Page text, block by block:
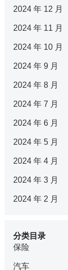
2024 年 12 月
2024 年 11 月
2024 年 10 月
2024 年 9 月
2024 年 8 月
2024 年 7 月
2024 年 6 月
2024 年 5 月
2024 年 4 月
2024 年 3 月
2024 年 2 月
分类目录
保险
汽车